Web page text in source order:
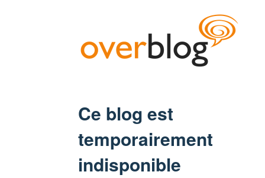
Ce blog est
temporairement
indisponible